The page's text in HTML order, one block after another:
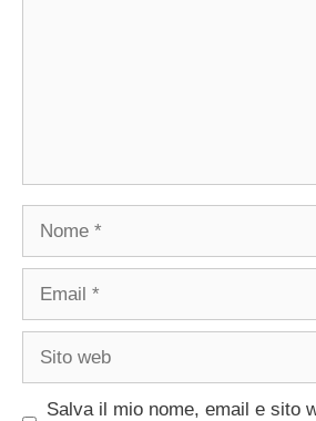
Salva il mio nome, email e sito